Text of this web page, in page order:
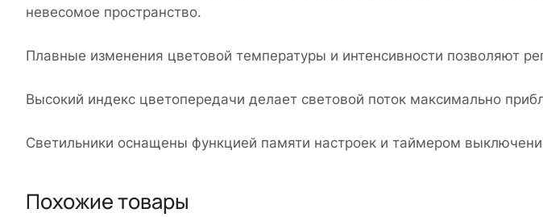
невесомое пространство.
Плавные изменения цветовой температуры и интенсивности позволяют
Высокий индекс цветопередачи делает световой поток максимально
Светильники оснащены функцией памяти настроек и таймером
Похожие товары